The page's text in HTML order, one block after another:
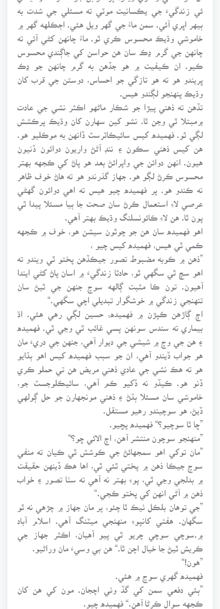
ئي زندگيءَ جي يڪسانيت موٽي ته مسئلي جي شدت به
ٻيهر اڀري آئي. سمن ماءُ جي گهر ويل هئي. اڄڪلهه گهر ۾
خاموشي وڌيڪ محسوس ڪري ٿو. ماءُ چانهن کڻي آئي ته
چانهن جي گرم ڍڪ سان هن حواسن کي جاڳندي محسوس
ڪيو. ان ڪيفيت ۾ هو جڏهن به گرم چانهن جو ڍڪ
ڀريندو هو ته هو تازگي جو احساس، دوستن جي قرب کان
وڌيڪ پنهنجو لڳندو هيس.
تڏهن ته ذهني پيڙا جو شڪار ماڻهو اڪثر نشي جي عادت
۾مبتلا ٿي وڃن ٿا. نشو کين سهارن کان وڌيڪ پرڪشش
لڳي ٿو. فهميده کيس سائيڪاٽرسٽ ڏانهن به موڪليو هو.
هن کيس ذهني سڪون ۽ ننڊ آڻڻ واريون دوائون ڏنيون
هيون. انهن دوائن جي واپرائڻ بعد هو پاڻ کي ڪجهه بهتر
محسوس ڪرڻ لڳو هو. جهاز گذرندو هو ته هاڻ خوف ظاهر
نه ڪندو هو. پر فهميده چيو هيس ته اهي دوائون گهڻي
عرصي لاءِ استعمال ڪرڻ سان صحت جا ٻيا مسئلا پيدا ٿي
پون ٿا. هن لاءِ ڪائونسلنگ وڌيڪ بهتر آهي.
اهو فهميده سان هن جو چوٿون سيشن هو، خوف ۾ ڪجهه
ڪمي ٿي هيس، فهميده کيس چيو ،
”ذهن ۾ ڪوبه مضبوط تصور جيڪڏهن پختو ٿي ويندو ته
اهو سچ ٿي سگهي ٿو، حادثا زندگيءَ ۾ اسان پاڻ کڻي ايندا
آهيون. تون ڪا مثبت ڳالهه سوچ جنهن جي ٿيڻ سان
تنهنجي زندگي ۾ خوشگوار تبديلي اچي سگهي.“
اڄ ڳاڙهن ڪپڙن ۾ فهميده، حسين لڳي رهي هئي. اڌ
بيماري ته سندس سونهن پسي غائب ٿي وڃي ٿي. فهميده
۽ هن جي وچ ۾ شيشي جي ديوار آهي، جنهن جي دريءَ مان
هو جواب ڏيندو آهي، ان جو سبب فهميده کيس اهو ٻڌايو
هو ته هڪ نشي جي عادي ذهني مريض هن تي حملو ڪري
ڏنو هو. ڪيڏو نه ڏکيو ڪم آهي، سائيڪلوجسٽ جو،
خاموشي سان مسئلا ٻڌڻ ۽ ذهني مونجهارن جو حل ڳولهي
ڏيڻ، هو سوچيندو رهيو مستقل.
”ڇا ٿا سوچيو؟“ فهميده پڇيو.
”منهنجو سوچون منتشر آهن، اڄ الائي ڇو؟“
”مان توکي اهو سمجهائڻ جي ڪوشش ٿي ڪيان ته منفي
سوچ جيڪا ذهن ۾ پختي ٿئي ٿي، اها هڪ ڏينهن حقيقت
۾ بدلجي وڃي ٿي، پوءِ بهتر نه آهي ته سٺا تصور ۽ خواب
ذهن ۾ آڻي انهن کي پختو ڪجي.“
”جي توهان بلڪل ٺيڪ ٿا چئو، پر مان جهاز ۾ چڙهي نه ٿو
سگهان. هفتي کانپوءِ منهنجي ميٽنگ آهي. اسلام آباد
۾.سوچي سوچي چريو ٿي پيو آهيان، اڪثر جهاز جي
ڪريش ٿيڻ جا خيال اچن ٿا.“ هن بي وسيءَ مان وراڻيو.
”هون!“
فهميده گهري سوچ ۾ هئي.
”ٻئي دفعي سمن کي گڏ وٺي اچجان. مون کي هن کان
ڪجهه سوال ڪرڻا آهن.“ فهميده چيو.